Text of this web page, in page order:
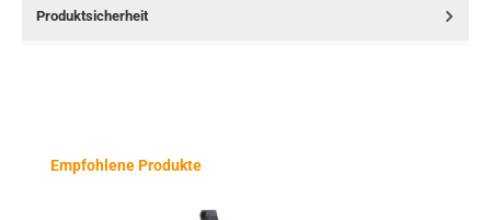
Produktsicherheit
Produktgalerie überspringen
Empfohlene Produkte